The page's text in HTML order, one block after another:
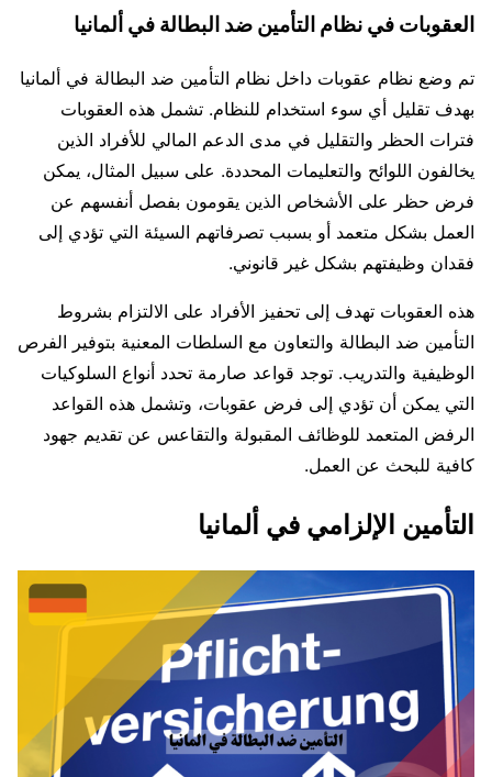
العقوبات في نظام التأمين ضد البطالة في ألمانيا
تم وضع نظام عقوبات داخل نظام التأمين ضد البطالة في ألمانيا
بهدف تقليل أي سوء استخدام للنظام. تشمل هذه العقوبات
فترات الحظر والتقليل في مدى الدعم المالي للأفراد الذين
يخالفون اللوائح والتعليمات المحددة. على سبيل المثال، يمكن
فرض حظر على الأشخاص الذين يقومون بفصل أنفسهم عن
العمل بشكل متعمد أو بسبب تصرفاتهم السيئة التي تؤدي إلى
فقدان وظيفتهم بشكل غير قانوني.
هذه العقوبات تهدف إلى تحفيز الأفراد على الالتزام بشروط
التأمين ضد البطالة والتعاون مع السلطات المعنية بتوفير الفرص
الوظيفية والتدريب. توجد قواعد صارمة تحدد أنواع السلوكيات
التي يمكن أن تؤدي إلى فرض عقوبات، وتشمل هذه القواعد
الرفض المتعمد للوظائف المقبولة والتقاعس عن تقديم جهود
كافية للبحث عن العمل.
التأمين الإلزامي في ألمانيا